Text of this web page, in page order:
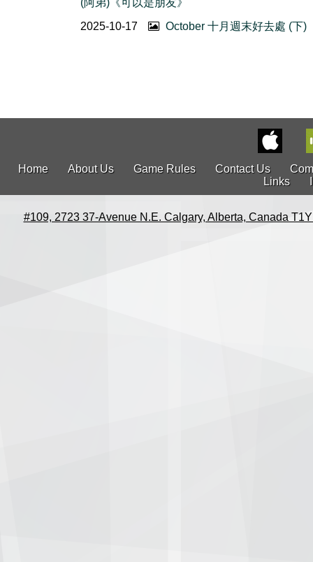
(阿弟)《可以是朋友》
2025-10-17
October 十月週末好去處 (下)
Home About Us Game Rules Contact Us
Links
#109, 2723 37-Avenue N.E. Calgary, Alberta, Canada